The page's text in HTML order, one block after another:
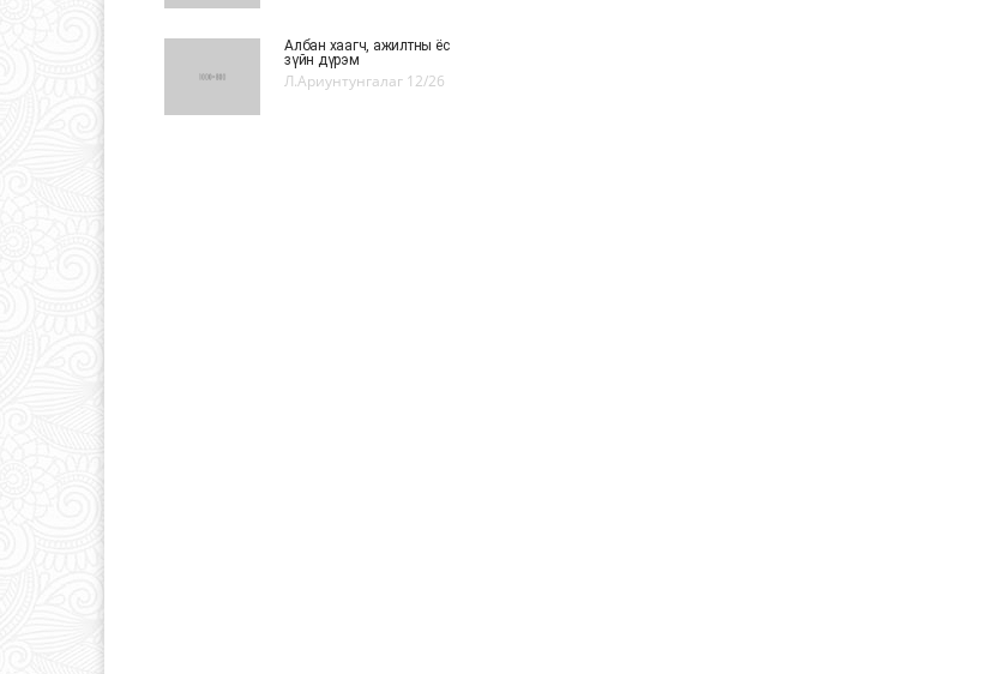
Албан хаагч, ажилтны ёс
зүйн дүрэм
Л.Ариунтунгалаг 12/26